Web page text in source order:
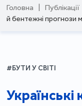
Головна Публікації
й бентежні прогнози
#БУТИ У СВІТІ